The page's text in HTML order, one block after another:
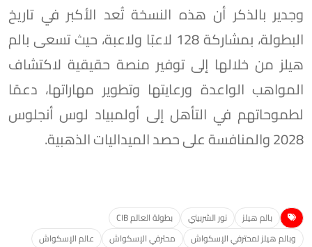
وجدير بالذكر أن هذه النسخة تُعد الأكبر في تاريخ
البطولة، بمشاركة 128 لاعبًا ولاعبة، حيث تسعى بالم
هيلز من خلالها إلى توفير منصة حقيقية لاكتشاف
المواهب الواعدة ورعايتها وتطوير مهاراتها، دعمًا
لطموحاتهم في التأهل إلى أولمبياد لوس أنجلوس
2028 والمنافسة على حصد الميداليات الذهبية.
بالم هيلز نور الشربيني
بطولة العالم CIB
وبالم هيلز لمحترفي الإسكواش
محترفي الإسكواش عالم الإسكواش